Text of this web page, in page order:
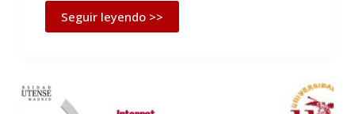
Seguir leyendo >>